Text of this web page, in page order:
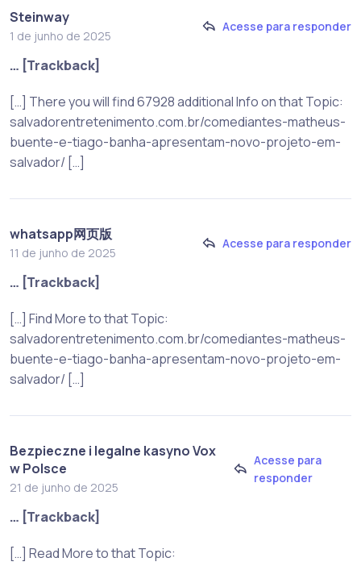
Steinway
1 de junho de 2025
Acesse para responder
… [Trackback]
[…] There you will find 67928 additional Info on that Topic:
salvadorentretenimento.com.br/comediantes-matheus-
buente-e-tiago-banha-apresentam-novo-projeto-em-
salvador/ […]
whatsapp网页版
11 de junho de 2025
Acesse para responder
… [Trackback]
[…] Find More to that Topic:
salvadorentretenimento.com.br/comediantes-matheus-
buente-e-tiago-banha-apresentam-novo-projeto-em-
salvador/ […]
Bezpieczne i legalne kasyno Vox
w Polsce
21 de junho de 2025
Acesse para
responder
… [Trackback]
[…] Read More to that Topic: